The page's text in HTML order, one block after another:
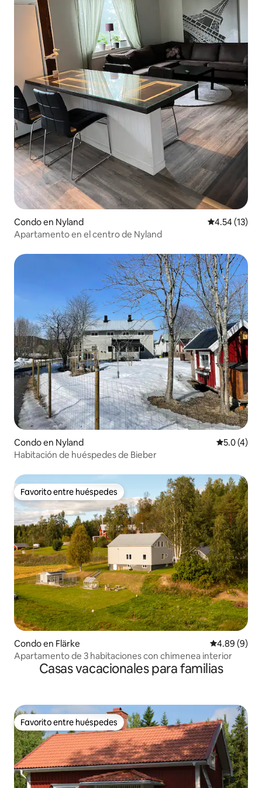
Condo en Nyland Calificación
4.54 (13)
Apartamento en el centro de Nyland
Condo en Nyland
5.0 (4)
Habitación de huéspedes de Bieber
Favorito entre huéspedes
Favorito entre huéspedes
Condo en Flärke Calificación
4.89 (9)
Apartamento de 3 habitaciones con chimenea interior
Casas vacacionales para familias
Favorito entre huéspedes
Favorito entre huéspedes